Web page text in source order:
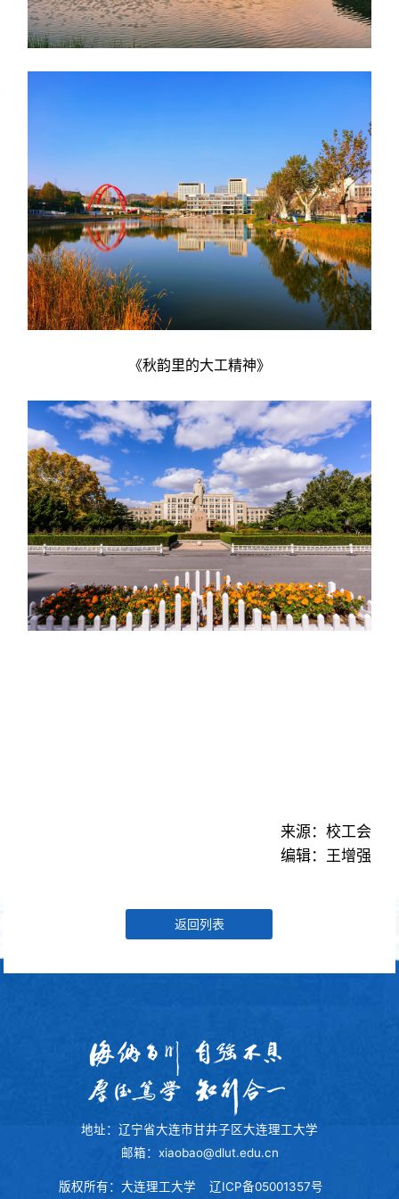
《秋韵里的大工精神》
来源：校工会
编辑：王增强
返回列表
地址：辽宁省大连市甘井子区大连理工大学
邮箱：xiaobao@dlut.edu.cn
版权所有：大连理工大学 辽ICP备05001357号